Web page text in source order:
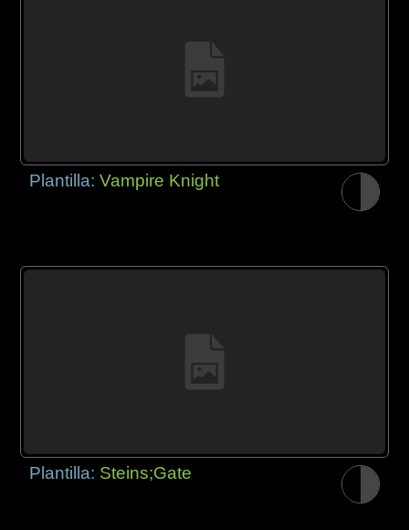
Plantilla:Vampire Knight
Plantilla: Steins;Gate